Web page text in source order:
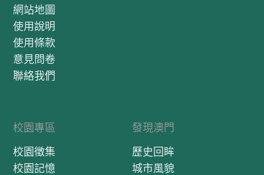
網站地圖
使用說明
使用條款
意見問卷
聯絡我們
校園專區
校園徵集
校園記憶
發現澳門
歷史回眸
城市風貌